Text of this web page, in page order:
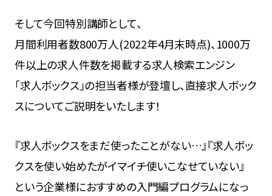
そして今回特別講師として、
月間利用者数800万人(2022年4月末時点)、1000万
件以上の求人件数を掲載する求人検索エンジン
「求人ボックス」の担当者様が登壇し、直接求人ボック
スについてご説明をいたします！
『求人ボックスをまだ使ったことがない…』『求人ボッ
クスを使い始めたがイマイチ使いこなせていない』
という企業様におすすめの入門編プログラムになっ